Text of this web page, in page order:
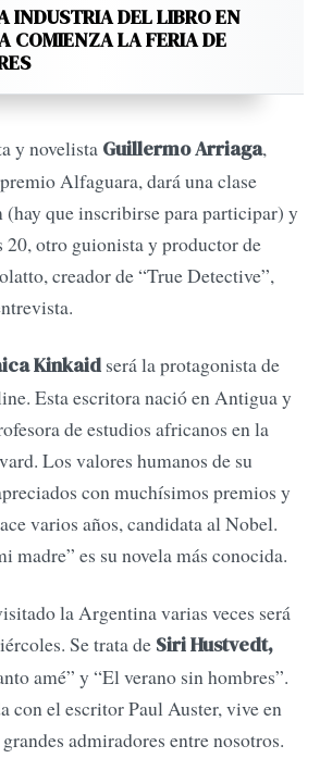
INDUSTRIA DEL LIBRO EN
COMIENZA LA FERIA DE
y novelista Guillermo Arriaga,
Alfaguara, dará una clase
que inscribirse para participar) y
20, otro guionista y productor de
creador de “True Detective”,
Kinkaid será la protagonista de
Esta escritora nació en Antigua y
de estudios africanos en la
Los valores humanos de su
con muchísimos premios y
varios años, candidata al Nobel.
madre” es su novela más conocida.
la Argentina varias veces será
Se trata de Siri Hustvedt,
amé” y “El verano sin hombres”.
con el escritor Paul Auster, vive en
admiradores entre nosotros.